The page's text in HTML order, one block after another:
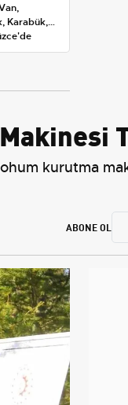
Karabük,
—
kurutma
ABONE OL